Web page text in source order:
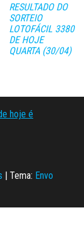
RESULTADO DO
SORTEIO
LOTOFÁCIL 3380
DE HOJE
QUARTA (30/04)
hoje é
| Tema: Envo